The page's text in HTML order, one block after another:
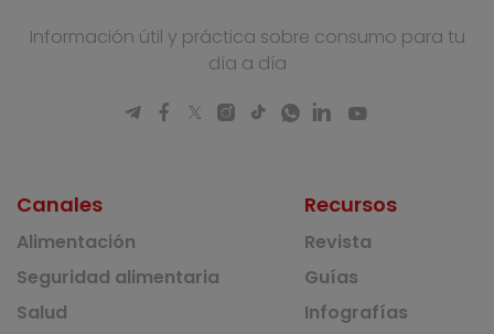
Información útil y práctica sobre consumo para tu
día a día
Canales
Alimentación
Seguridad alimentaria
Salud
Recursos
Revista
Guías
Infografías